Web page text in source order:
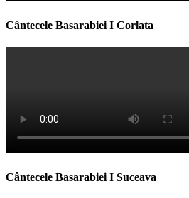
Cântecele Basarabiei I Corlata
Cântecele Basarabiei I Suceava